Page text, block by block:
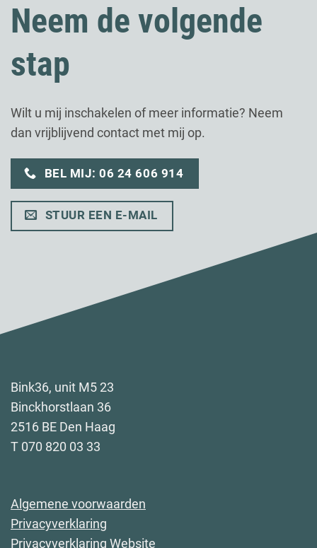
Neem de volgende
stap
Wilt u mij inschakelen of meer informatie? Neem
dan vrijblijvend contact met mij op.
BEL MIJ: 06 24 606 914
STUUR EEN E-MAIL
Bink36, unit M5 23
Binckhorstlaan 36
2516 BE Den Haag
T 070 820 03 33
Algemene voorwaarden
Privacyverklaring
Privacyverklaring Website